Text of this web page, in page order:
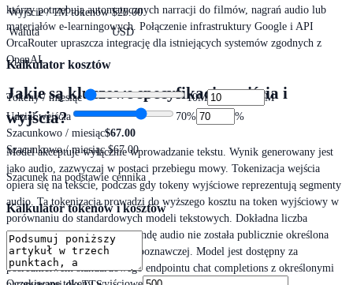
którzy potrzebują automatycznych narracji do filmów, nagrań audio lub
materiałów e-learningowych. Połączenie infrastruktury Google i API
OrcaRouter upraszcza integrację dla istniejących systemów zgodnych z
OpenAI.
Jakie są kluczowe specyfikacje wejścia i
wyjścia?
Model akceptuje wyłącznie wprowadzanie tekstu. Wynik generowany jest
jako audio, zazwyczaj w postaci przebiegu mowy. Tokenizacja wejścia
opiera się na tekście, podczas gdy tokeny wyjściowe reprezentują segmenty
audio. Ta tokenizacja prowadzi do wyższego kosztu na token wyjściowy w
porównaniu do standardowych modeli tekstowych. Dokładna liczba
tokenów wyjściowych na sekundę audio nie została publicznie określona
przez Google dla tej wersji zapoznawczej. Model jest dostępny za
pośrednictwem standardowego endpointu chat completions z określonymi
Wyjście / 1M tokenów $20.00
Waluta
USD
Kalkulator kosztów
Tokeny / miesiąc 10M
M
Udział wejścia
70%
%
Szacunkowo / miesiąc$67.00
Szacunkowo / miesiąc $67.00
Szacunek na podstawie cennika
Kalkulator tokenów i kosztów